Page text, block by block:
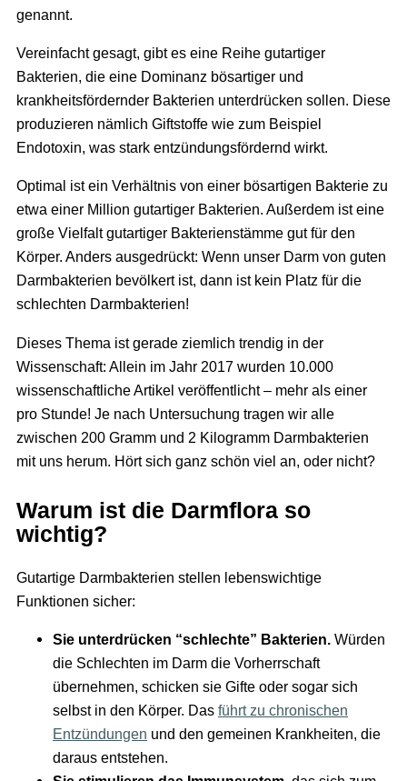
genannt.
Vereinfacht gesagt, gibt es eine Reihe gutartiger
Bakterien, die eine Dominanz bösartiger und
krankheitsfördernder Bakterien unterdrücken sollen. Diese
produzieren nämlich Giftstoffe wie zum Beispiel
Endotoxin, was stark entzündungsfördernd wirkt.
Optimal ist ein Verhältnis von einer bösartigen Bakterie zu
etwa einer Million gutartiger Bakterien. Außerdem ist eine
große Vielfalt gutartiger Bakterienstämme gut für den
Körper. Anders ausgedrückt: Wenn unser Darm von guten
Darmbakterien bevölkert ist, dann ist kein Platz für die
schlechten Darmbakterien!
Dieses Thema ist gerade ziemlich trendig in der
Wissenschaft: Allein im Jahr 2017 wurden 10.000
wissenschaftliche Artikel veröffentlicht – mehr als einer
pro Stunde! Je nach Untersuchung tragen wir alle
zwischen 200 Gramm und 2 Kilogramm Darmbakterien
mit uns herum. Hört sich ganz schön viel an, oder nicht?
Warum ist die Darmflora so
wichtig?
Gutartige Darmbakterien stellen lebenswichtige
Funktionen sicher:
Sie unterdrücken “schlechte” Bakterien. Würden
die Schlechten im Darm die Vorherrschaft
übernehmen, schicken sie Gifte oder sogar sich
selbst in den Körper. Das führt zu chronischen
Entzündungen und den gemeinen Krankheiten, die
daraus entstehen.